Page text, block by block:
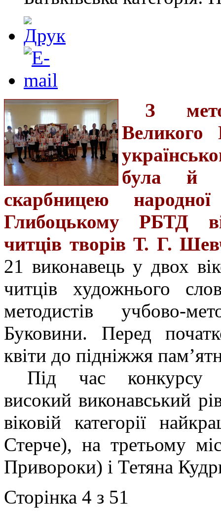
З
Великого
була й
скарбницею
Глибоцькому РБТД
читців творів Т. Г.
21 виконавець у двох
читців художнього
методистів учбово-
Буковини. Перед
квіти до підніжжя
Під час конкурсу
високий виконавський
віковій категорії
Стерче), на третьому
Привороки) і Тетяна
Сторінка 4 з 51